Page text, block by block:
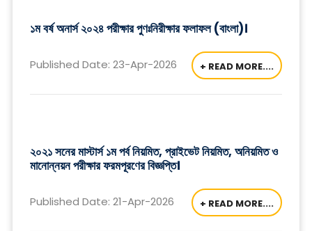
১ম বর্ষ অনার্স ২০২৪ পরীক্ষার পুণঃনিরীক্ষার ফলাফল (বাংলা)।
Published Date: 23-Apr-2026 + READ MORE....
২০২১ সনের মাস্টার্স ১ম পর্ব নিয়মিত, প্রাইভেট নিয়মিত, অনিয়মিত ও
মানোন্নয়ন পরীক্ষার ফরমপূরণের বিজ্ঞপ্তি।
Published Date: 21-Apr-2026 + READ MORE....